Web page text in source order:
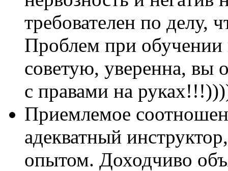
требователен по делу,
Проблем при обучении
советую, уверенна, вы
с правами на
Приемлемое
адекватный
опытом. Доходчиво